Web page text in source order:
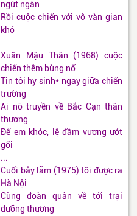
ngút ngàn
Rồi cuộc chiến với vô vàn gian
khó
Xuân Mậu Thân (1968) cuộc
chiến thêm bùng nổ
Tin tôi hy sinh* ngay giữa chiến
trường
Ai nỡ truyền về Bắc Cạn thân
thương
Để em khóc, lệ đầm vương ướt
gối
...
Cuối bảy lăm (1975) tôi được ra
Hà Nội
Cùng đoàn quân về tới trại
dưỡng thương